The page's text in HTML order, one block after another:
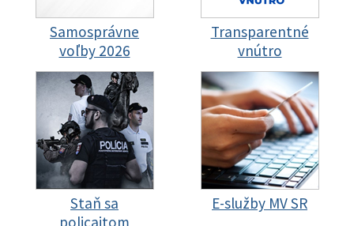
Samosprávne
voľby 2026
Transparentné
vnútro
Staň sa
policajtom
E-služby MV SR